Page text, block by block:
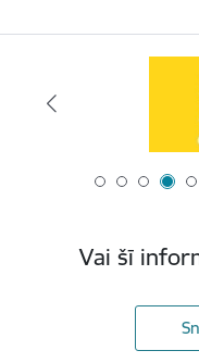
Vai šī